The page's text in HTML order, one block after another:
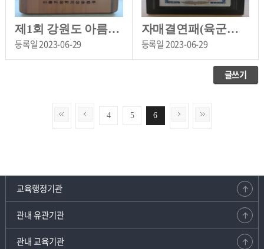
제1회 강원도 아름다운 학교 선정[실내초등학교 소장]
등록일2023-06-29
자매결연패(육군제6685부대장비정비근무대)[실내초등학교 소장]
등록일2023-06-29
글쓰기
4 5 6
교육행정기관
관내 유관기관
관내 교육기관